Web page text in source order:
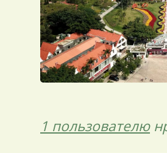
1 пользователю